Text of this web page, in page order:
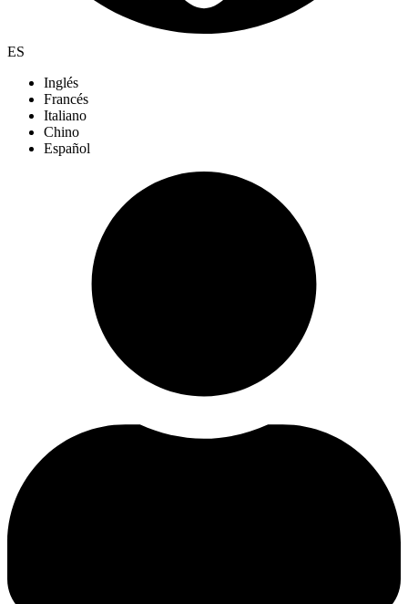
ES
Inglés
Francés
Italiano
Chino
Español